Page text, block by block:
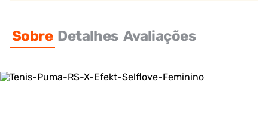
Sobre Detalhes Avaliações